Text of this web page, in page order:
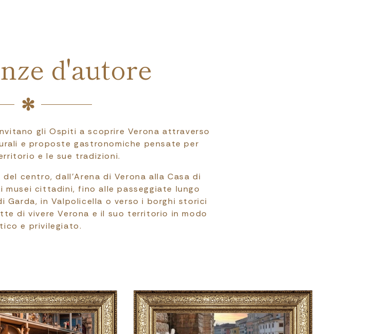
d'autore
gli Ospiti a scoprire Verona attraverso
e proposte gastronomiche pensate per
e le sue tradizioni.
centro, dall’Arena di Verona alla Casa di
musei cittadini, fino alle passeggiate lungo
Garda, in Valpolicella o verso i borghi storici
di vivere Verona e il suo territorio in modo
e privilegiato.